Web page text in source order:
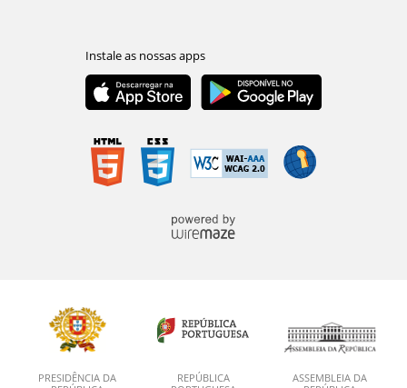
PRESIDÊNCIA DA
REPÚBLICA
ASSEMBLEIA DA